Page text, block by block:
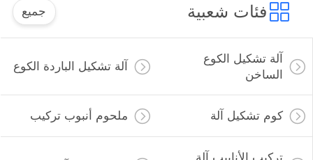
فئات شعبية جميع
آلة تشكيل الكوع
الساخن
آلة تشكيل الباردة الكوع
كوم تشكيل آلة ملحوم أنبوب تركيب